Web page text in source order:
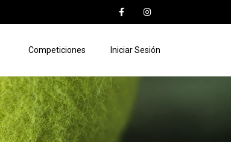
Competiciones Iniciar Sesión